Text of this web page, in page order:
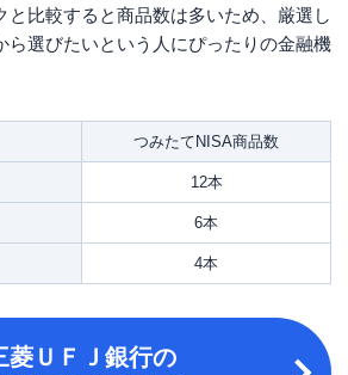
と比較すると商品数は多いため、厳選し
ら選びたいという人にぴったりの金融機
つみたてNISA商品数
12本
6本
4本
菱ＵＦＪ銀行の